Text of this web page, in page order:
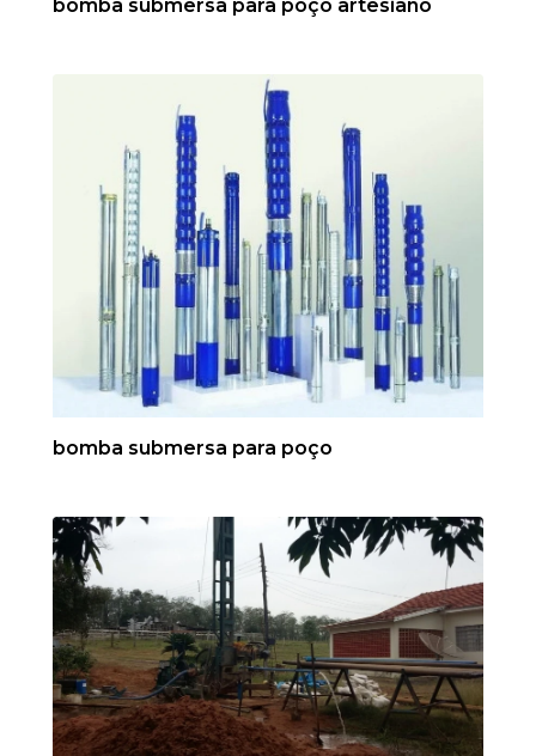
bomba submersa para poço artesiano
bomba submersa para poço